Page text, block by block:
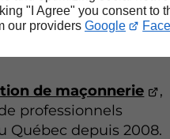
"I Agree" you consent to
our providers Google
de maçonnerie
,
professionnels
Québec depuis 2008.